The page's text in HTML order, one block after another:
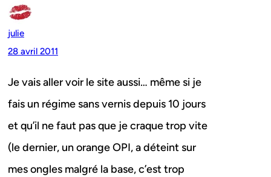
julie
28 avril 2011
Je vais aller voir le site aussi… même si je
fais un régime sans vernis depuis 10 jours
et qu’il ne faut pas que je craque trop vite
(le dernier, un orange OPI, a déteint sur
mes ongles malgré la base, c’est trop